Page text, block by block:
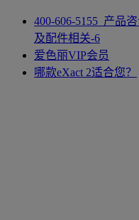
400-606-5155 产品
及配件相关-6
爱色丽VIP会员
哪款eXact 2适合您？